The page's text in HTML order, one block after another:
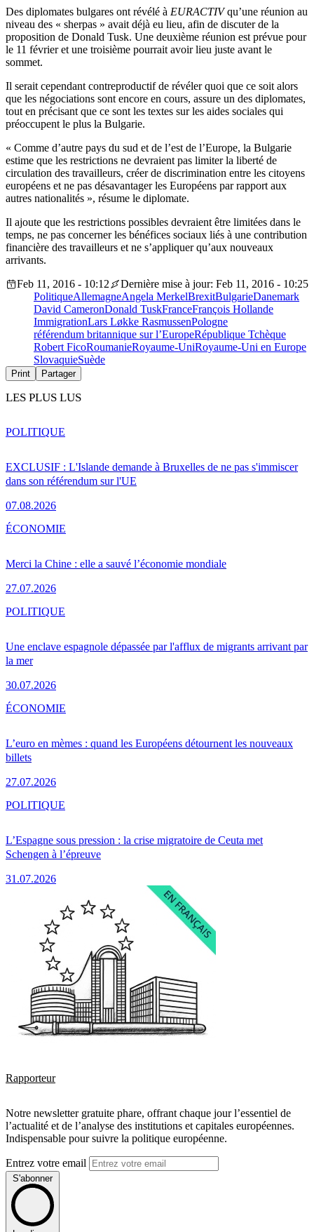
Des diplomates bulgares ont révélé à EURACTIVqu’une réunion au
niveau des « sherpas » avait déjà eu lieu, afin de discuter de la
proposition de Donald Tusk. Une deuxième réunion est prévue pour
le 11 février et une troisième pourrait avoir lieu juste avant le
sommet.
Il serait cependant contreproductif de révéler quoi que ce soit alors
que les négociations sont encore en cours, assure un des diplomates,
tout en précisant que ce sont les textes sur les aides sociales qui
préoccupent le plus la Bulgarie.
« Comme d’autre pays du sud et de l’est de l’Europe, la Bulgarie
estime que les restrictions ne devraient pas limiter la liberté de
circulation des travailleurs, créer de discrimination entre les citoyens
européens et ne pas désavantager les Européens par rapport aux
autres nationalités », résume le diplomate.
Il ajoute que les restrictions possibles devraient être limitées dans le
temps, ne pas concerner les bénéfices sociaux liés à une contribution
financière des travailleurs et ne s’appliquer qu’aux nouveaux
arrivants.
Feb 11, 2016 - 10:12
Dernière mise à jour: Feb 11, 2016 - 10:25
PolitiqueAllemagneAngela MerkelBrexitBulgarieDanemark
David CameronDonald TuskFranceFrançois Hollande
ImmigrationLars Løkke RasmussenPologne
référendum britannique sur l’EuropeRépublique Tchèque
Robert FicoRoumanieRoyaume-UniRoyaume-Uni en Europe
SlovaquieSuède
Print Partager
LES PLUS LUS
EXCLUSIF : L'Islande demande à Bruxelles de ne pas s'immiscer
dans son référendum sur l'UE
07.08.2026
POLITIQUE
Merci la Chine : elle a sauvé l’économie mondiale
27.07.2026
ÉCONOMIE
Une enclave espagnole dépassée par l'afflux de migrants arrivant par
la mer
30.07.2026
POLITIQUE
L’euro en mèmes : quand les Européens détournent les nouveaux
billets
27.07.2026
ÉCONOMIE
L’Espagne sous pression : la crise migratoire de Ceuta met
Schengen à l’épreuve
31.07.2026
POLITIQUE
Rapporteur
Notre newsletter gratuite phare, offrant chaque jour l’essentiel de
l’actualité et de l’analyse des institutions et capitales européennes.
Indispensable pour suivre la politique européenne.
Entrez votre email
S'abonner